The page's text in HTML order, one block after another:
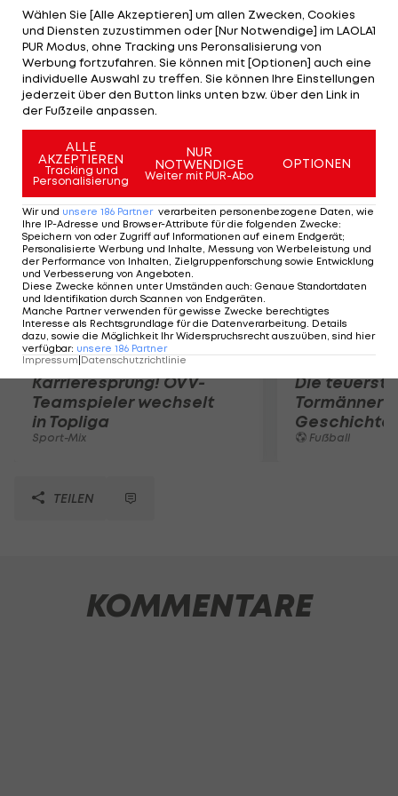
haben vor vier Jahren bewiesen, dass man damit
Erfolg haben kann", so Bert van Marwijk. Noch
weiter geht Arie Haan: "Unser Fußball ist seit 1974
für eine offensive Ausrichtung bekannt, es ist eine
Todsünde, dass dies 40 Jahre später zum Fenster
rausgeworfen wird."
Mehr zum Thema
Karrieresprung! ÖVV-
Teamspieler wechselt
in Topliga
Sport-Mix
Die
Tormänner
Geschichte
Fußball
TEILEN
KOMMENTARE
Wählen Sie [Alle Akzeptieren] um allen Zwecken, Cookies
und Diensten zuzustimmen oder [Nur Notwendige] im LAOLA1
PUR Modus, ohne Tracking uns Peronsalisierung von
Werbung fortzufahren. Sie können mit [Optionen] auch eine
individuelle Auswahl zu treffen. Sie können Ihre Einstellungen
jederzeit über den Button links unten bzw. über den Link in
der Fußzeile anpassen.
ALLE
AKZEPTIEREN
Tracking und
Personalisierung
NUR
NOTWENDIGE
Weiter mit PUR-Abo
OPTIONEN
Wir und unsere 186 Partner verarbeiten personenbezogene Daten, wie
Ihre IP-Adresse und Browser-Attribute für die folgenden Zwecke:
Speichern von oder Zugriff auf Informationen auf einem Endgerät;
Personalisierte Werbung und Inhalte, Messung von Werbeleistung und
der Performance von Inhalten, Zielgruppenforschung sowie Entwicklung
und Verbesserung von Angeboten.
Diese Zwecke können unter Umständen auch: Genaue Standortdaten
und Identifikation durch Scannen von Endgeräten.
Manche Partner verwenden für gewisse Zwecke berechtigtes
Interesse als Rechtsgrundlage für die Datenverarbeitung. Details
dazu, sowie die Möglichkeit Ihr Widerspruchsrecht auszuüben, sind hier
verfügbar: unsere 186 Partner
Impressum Datenschutzrichtlinie